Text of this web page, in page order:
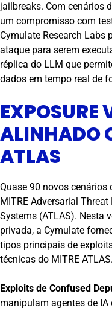
jailbreaks. Com cenários
um compromisso com
Cymulate Research Labs
ataque para serem
réplica do LLM que
dados em tempo real de
EXPOSURE
ALINHADO
ATLAS
Quase 90 novos
MITRE Adversarial
Systems (ATLAS). Nesta
privada, a Cymulate
tipos principais de
técnicas do MITRE ATLAS.
Exploits de Confused
manipulam agentes de